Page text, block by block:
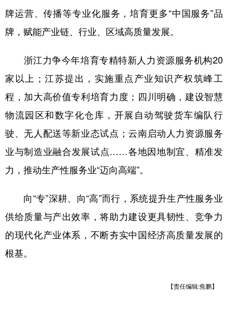
牌运营、传播等专业化服务，培育更多“中国服务”品
牌，赋能产业链、行业、区域高质量发展。
浙江力争今年培育专精特新人力资源服务机构20
家以上；江苏提出，实施重点产业知识产权筑峰工
程，加大高价值专利培育力度；四川明确，建设智慧
物流园区和数字化仓库，开展自动驾驶货车编队行
驶、无人配送等新业态试点；云南启动人力资源服务
业与制造业融合发展试点……各地因地制宜、精准发
力，推动生产性服务业“迈向高端”。
向“专”深耕、向“高”而行，系统提升生产性服务业
供给质量与产出效率，将助力建设更具韧性、竞争力
的现代化产业体系，不断夯实中国经济高质量发展的
根基。
【责任编辑:焦鹏】